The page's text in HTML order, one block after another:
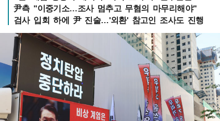
尹측 "이중기소…조사 멈추고 무혐의 마무리해야"
검사 입회 하에 尹 진술…'외환' 참고인 조사도 진행